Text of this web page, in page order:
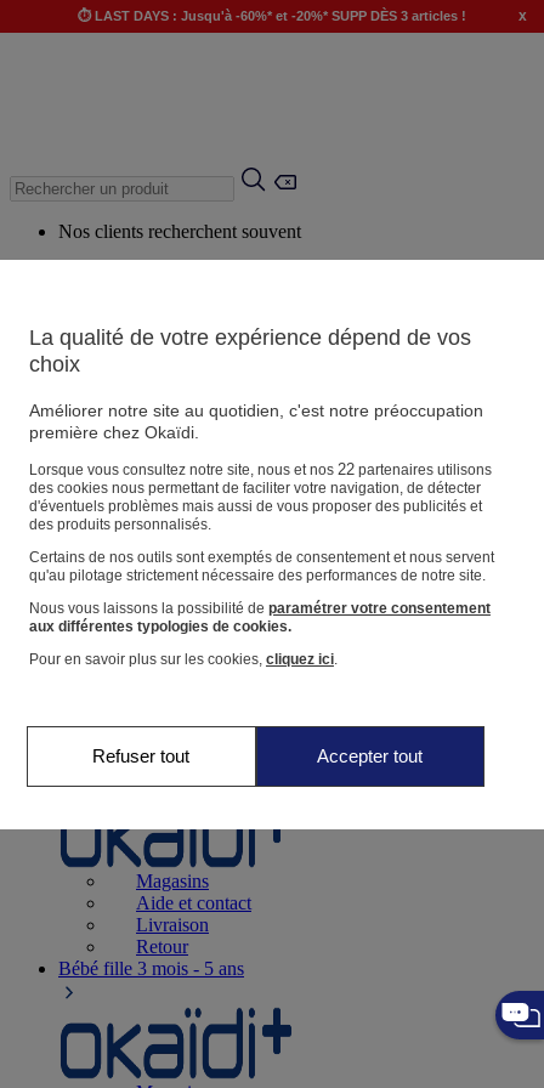
⏱️ LAST DAYS : Jusqu'à -60%* et -20%* SUPP DÈS 3 articles ! x
Nos clients recherchent souvent
Produits suggérés
Voir tous les produits
Magasin
Vos informations personnelles
Suivre une commande
Panier
Favoris
Naissance0-12 mois
Magasins
Aide et contact
Livraison
Retour
Bébé fille 3 mois - 5 ans
La qualité de votre expérience dépend de vos
choix
Améliorer notre site au quotidien, c'est notre préoccupation
première chez Okaïdi.
Lorsque vous consultez notre site, nous et nos 22partenaires utilisons
des cookies nous permettant de faciliter votre navigation, de détecter
d'éventuels problèmes mais aussi de vous proposer des publicités et
des produits personnalisés.
Certains de nos outils sont exemptés de consentement et nous servent
qu'au pilotage strictement nécessaire des performances de notre site.
Nous vous laissons la possibilité de paramétrer votre consentement
aux différentes typologies de cookies.
Pour en savoir plus sur les cookies, cliquez ici.
Refuser tout Accepter tout